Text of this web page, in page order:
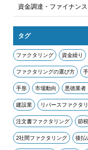
資金調達・ファイナンス
タグ
ファクタリング 資金繰り
ファクタリングの選び方
手形 市場動向 悪徳業者
建設業 リバースファクタ
注文書ファクタリング 節税
2社間ファクタリング 後払